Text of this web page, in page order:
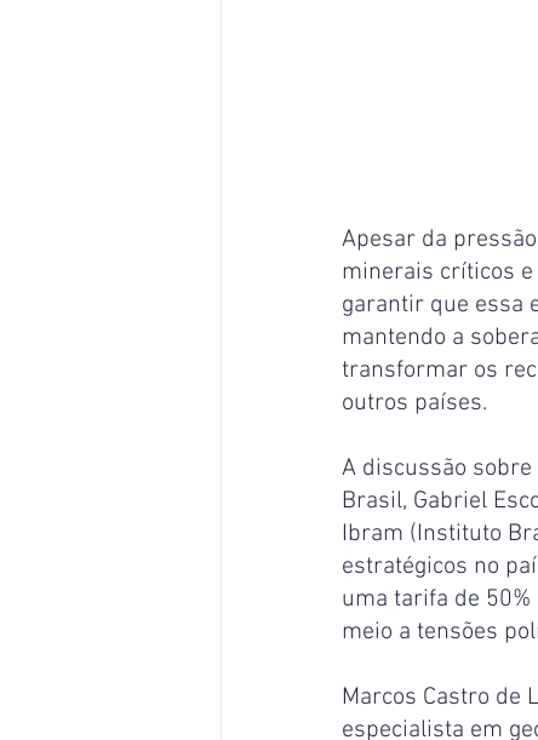
Apesar da
minerais críticos
garantir que essa
mantendo a
transformar os
outros países.
A discussão sobre
Brasil, Gabriel
Ibram (Instituto
estratégicos no
uma tarifa de
meio a tensões
Marcos Castro de
especialista em